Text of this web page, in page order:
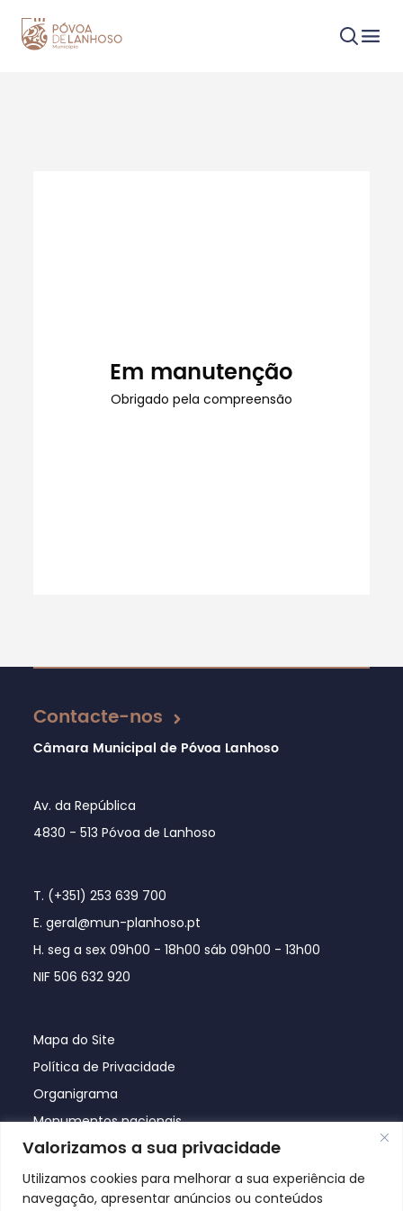
Valorizamos a sua privacidade
Utilizamos cookies para melhorar a sua experiência de
navegação, apresentar anúncios ou conteúdos
Em manutenção
Obrigado pela compreensão
Contacte-nos
Câmara Municipal de Póvoa Lanhoso
Av. da República
4830 - 513 Póvoa de Lanhoso
T. (+351) 253 639 700
E. geral@mun-planhoso.pt
H. seg a sex 09h00 - 18h00 sáb 09h00 - 13h00
NIF 506 632 920
Mapa do Site
Política de Privacidade
Organigrama
Monumentos nacionais